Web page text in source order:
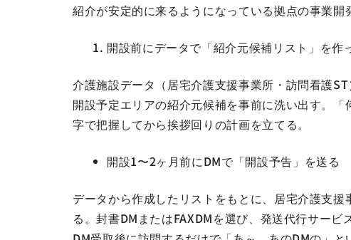
紹介が安定的に来るようになっている拠点の事業開
開設前にデータで「紹介元候補リスト」を作
介護施設データ（居宅介護支援事業所・訪問看護
開設予定エリアの紹介元候補を事前に洗い出す。
字で把握してから挨拶回りの計画を立てる。
開設1〜2ヶ月前にDMで「開設予告」を送る
データから作成したリストをもとに、居宅介護支
る。封書DMまたはFAXDMを選び、発送代行サービ